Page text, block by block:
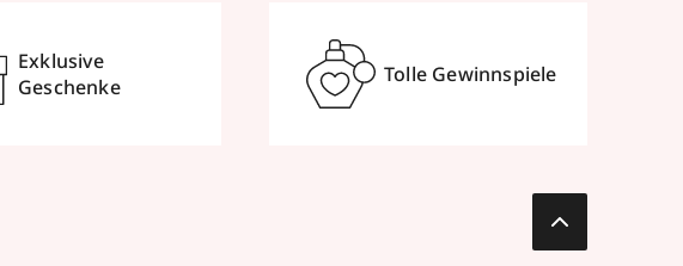
Exklusive
Geschenke
Tolle Gewinnspiele